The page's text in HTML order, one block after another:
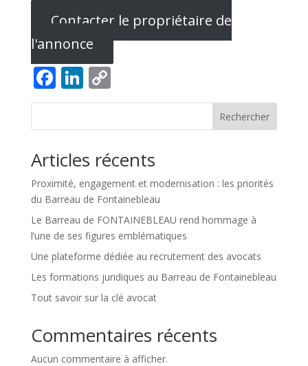
Contacter le propriétaire de
l'annonce
Facebook
LinkedIn
Copy
Link
Rechercher
Articles récents
Proximité, engagement et modernisation : les priorités
du Barreau de Fontainebleau
Le Barreau de FONTAINEBLEAU rend hommage à
l’une de ses figures emblématiques
Une plateforme dédiée au recrutement des avocats
Les formations juridiques au Barreau de Fontainebleau
Tout savoir sur la clé avocat
Commentaires récents
Aucun commentaire à afficher.